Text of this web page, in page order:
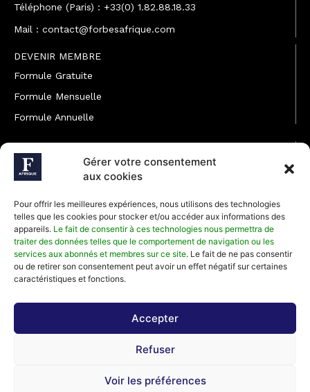
Gérer votre consentement
aux cookies
Pour offrir les meilleures expériences, nous utilisons des technologies
telles que les cookies pour stocker et/ou accéder aux informations des
appareils. Le fait de consentir à ces technologies nous permettra de
traiter des données telles que le comportement de navigation ou les
services aux abonnés et membres sur ce site. Le fait de ne pas consentir
ou de retirer son consentement peut avoir un effet négatif sur certaines
caractéristiques et fonctions.
Accepter
Refuser
Voir les préférences
Téléphone (Paris) : +33(0) 1.82.88.18.33
Mail : contact@forbesafrique.com
DEVENIR MEMBRE
Formule Gratuite
Formule Mensuelle
Formule Annuelle
JOINDRE L'ÉQUIPE
Rédaction
Développement commercial
Communiquer avec Forbes Afrique
Média Kit 2026
Abonnez-vous à la newsletter de Forbes Afrique et recevez
régulièrement nos meilleurs articles